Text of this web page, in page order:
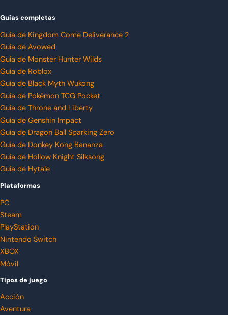
Guías completas
Guía de Kingdom Come Deliverance 2
Guía de Avowed
Guía de Monster Hunter Wilds
Guía de Roblox
Guía de Black Myth Wukong
Guía de Pokémon TCG Pocket
Guía de Throne and Liberty
Guía de Genshin Impact
Guía de Dragon Ball Sparking Zero
Guía de Donkey Kong Bananza
Guía de Hollow Knight Silksong
Guía de Hytale
Plataformas
PC
Steam
PlayStation
Nintendo Switch
XBOX
Móvil
Tipos de juego
Acción
Aventura